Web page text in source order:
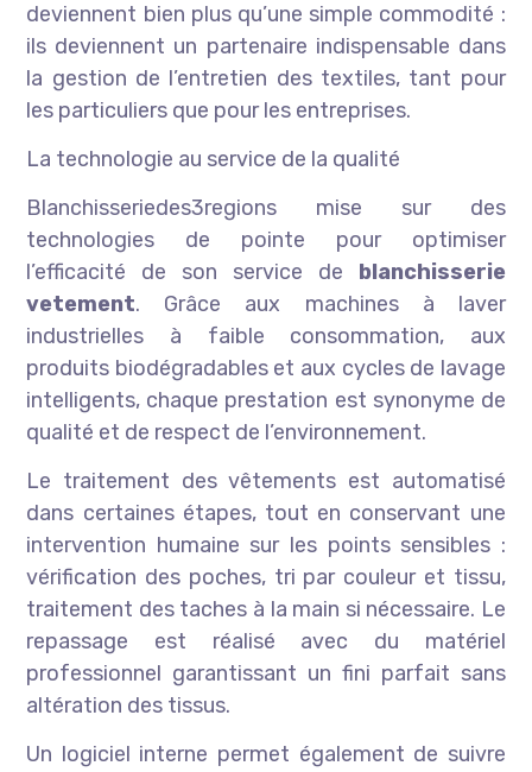
deviennent bien plus qu’une simple commodité :
ils deviennent un partenaire indispensable dans
la gestion de l’entretien des textiles, tant pour
les particuliers que pour les entreprises.
La technologie au service de la qualité
Blanchisseriedes3regions mise sur des
technologies de pointe pour optimiser
l’efficacité de son service de blanchisserie
vetement. Grâce aux machines à laver
industrielles à faible consommation, aux
produits biodégradables et aux cycles de lavage
intelligents, chaque prestation est synonyme de
qualité et de respect de l’environnement.
Le traitement des vêtements est automatisé
dans certaines étapes, tout en conservant une
intervention humaine sur les points sensibles :
vérification des poches, tri par couleur et tissu,
traitement des taches à la main si nécessaire. Le
repassage est réalisé avec du matériel
professionnel garantissant un fini parfait sans
altération des tissus.
Un logiciel interne permet également de suivre